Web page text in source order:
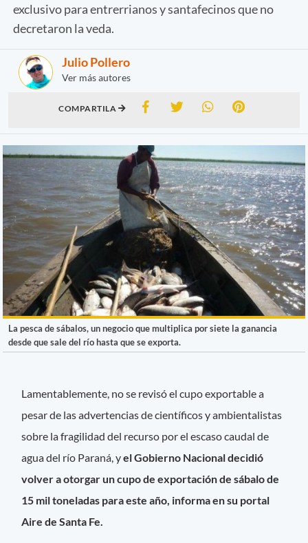
exclusivo para entrerrianos y santafecinos que no
decretaron la veda.
Julio Pollero
Ver más autores
COMPARTILA
La pesca de sábalos, un negocio que multiplica por siete la ganancia
desde que sale del río hasta que se exporta.
Lamentablemente, no se revisó el cupo exportable a
pesar de las advertencias de científicos y ambientalistas
sobre la fragilidad del recurso por el escaso caudal de
agua del río Paraná, yel Gobierno Nacional decidió
volver a otorgar un cupo de exportación de sábalo de
15 mil toneladas para este año, informa en su portal
Aire de Santa Fe.